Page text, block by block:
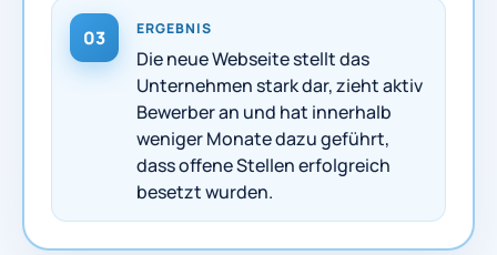
03 ERGEBNIS
Die neue Webseite stellt das
Unternehmen stark dar, zieht aktiv
Bewerber an und hat innerhalb
weniger Monate dazu geführt,
dass offene Stellen erfolgreich
besetzt wurden.